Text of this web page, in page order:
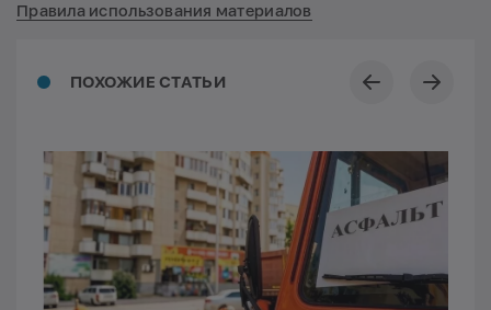
ПОХОЖИЕ СТАТЬИ
Правила использования материалов